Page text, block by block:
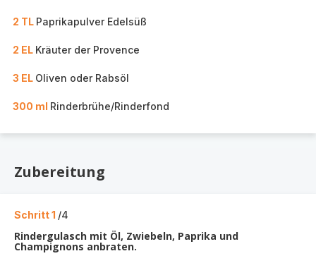
2 TL Paprikapulver Edelsüß
2 EL Kräuter der Provence
3 EL Oliven oder Rabsöl
300 ml Rinderbrühe/Rinderfond
Zubereitung
Schritt 1 /4
Rindergulasch mit Öl, Zwiebeln, Paprika und
Champignons anbraten.